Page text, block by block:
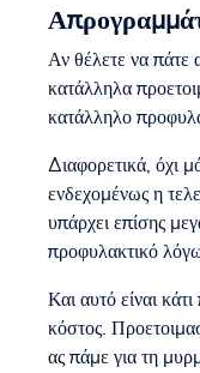
Αν θέλετε να πάτε
κατάλληλα
κατάλληλο
Διαφορετικά, όχι
ενδεχομένως η
υπάρχει επίσης
προφυλακτικό
Και αυτό είναι
κόστος.
ας πάμε για τη